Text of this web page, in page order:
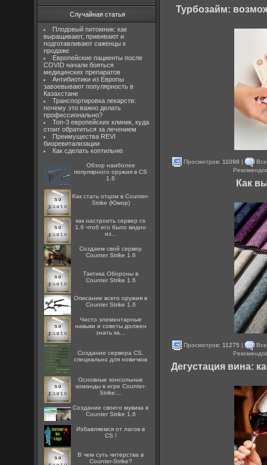
Случайная статья
Плодовый питомник: как
выращивают, прививают и
подготавливают саженцы к
продаже
Европейские пациенты после
COVID начали бояться
медицинских препаратов
Антибиотики из Европы
завоевывают популярность в
Казахстане
Транспортировка лекарств:
почему это важно делать
профессионально?
Топ-3 европейских клиник, куда
стоит обратиться за лечением
Преимущества REVI
биоревитализации
Как сделать коптильню
Обзор наиболее
популярного оружия в CS
1.6
Как стать отцом в Counter-
Strike (Юмор)
как настроить сервер cs
1.6 чтоб его было видно
из...
Создаем свой сервер
Counter Strike 1.6
Тактика Обороны в
Counter Strike 1.6
Описание всего оружия в
Counter Strike 1.6
Чисто элементарные
навыки и советы должен
знать ка...
Создание сервера CS,
специально для новичков
Основные консольные
команды в игре Counter-
Strike:...
Создание своего мувика в
Counter Strike 1.6
Избавляемся от лагов в
CS !
В чем суть читерства в
Counter-Strike?
Турбозайм:
Просмотров: 11098 |
Как
Просмотров: 11275 |
Дегустация вина: